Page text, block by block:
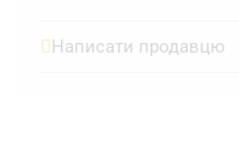
Написати продавцю